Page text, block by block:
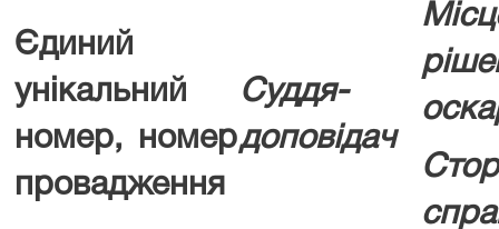
Єдиний
унікальний
номер, номер
провадження
Суддя-
доповідач